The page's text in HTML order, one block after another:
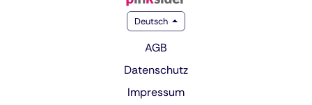
Deutsch
AGB
Datenschutz
Impressum